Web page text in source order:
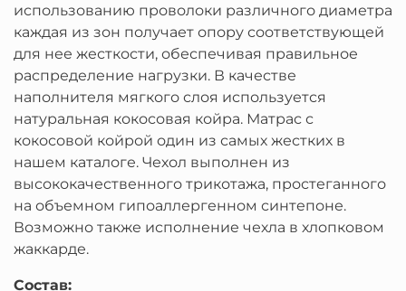
использованию проволоки различного диаметра
каждая из зон получает опору соответствующей
для нее жесткости, обеспечивая правильное
распределение нагрузки. В качестве
наполнителя мягкого слоя используется
натуральная кокосовая койра. Матрас с
кокосовой койрой один из самых жестких в
нашем каталоге. Чехол выполнен из
высококачественного трикотажа, простеганного
на объемном гипоаллергенном синтепоне.
Возможно также исполнение чехла в хлопковом
жаккарде.
Состав: